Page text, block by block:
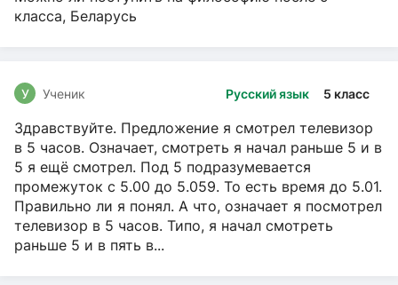
класса, Беларусь
Русский язык 5 класс
У Ученик
Здравствуйте. Предложение я смотрел телевизор
в 5 часов. Означает, смотреть я начал раньше 5 и в
5 я ещё смотрел. Под 5 подразумевается
промежуток с 5.00 до 5.059. То есть время до 5.01.
Правильно ли я понял. А что, означает я посмотрел
телевизор в 5 часов. Типо, я начал смотреть
раньше 5 и в пять в...